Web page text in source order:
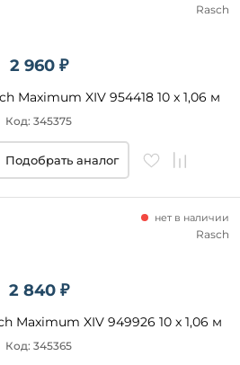
2 960 ₽
Maximum XIV 954418 10 x 1,06 м
Код: 345375
Rasch
Подобрать аналог
2 840 ₽
Maximum XIV 949926 10 x 1,06 м
нет в наличии
Код: 345365
Rasch